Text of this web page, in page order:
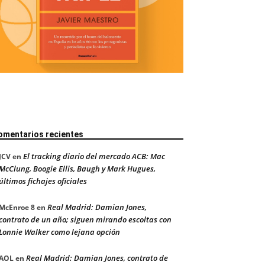
recientes
en El tracking diario del mercado ACB: Mac
Boogie Ellis, Baugh y Mark Hugues,
fichajes oficiales
8en Real Madrid: Damian Jones,
de un año; siguen mirando escoltas con
Walker como lejana opción
en Real Madrid: Damian Jones, contrato de